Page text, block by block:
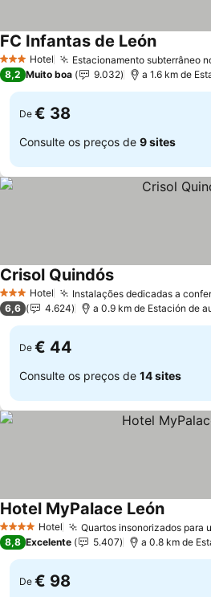
3 EstrelasHotel Estacionamento subterrâneo
FC Infantas de LeónVer
8,2 Muito boa 9.032 a 1.6 km de
De € 38
Consulte os preços de 9 sites
3 EstrelasHotel Instalações dedicadas a
Crisol QuindósVer preços
6,6 4.624 a 0.9 km de Estación de
De € 44
Consulte os preços de 14 sites
4 EstrelasHotel Quartos insonorizados para
Hotel MyPalace LeónVer
8,8 Excelente 5.407 a 0.8 km de
De € 98